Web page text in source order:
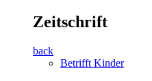
Zeitschrift
back
Betrifft Kinder